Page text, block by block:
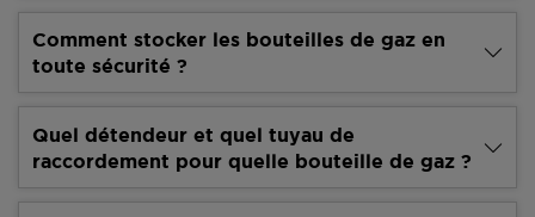
Comment stocker les bouteilles de gaz en
toute sécurité ?
Quel détendeur et quel tuyau de
raccordement pour quelle bouteille de gaz ?